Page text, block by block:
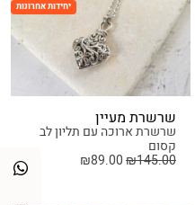
יחידות אחרונות
שרשרת מעיין
שרשרת ארוכה עם תליון לב
קסום
₪145.00
₪89.00